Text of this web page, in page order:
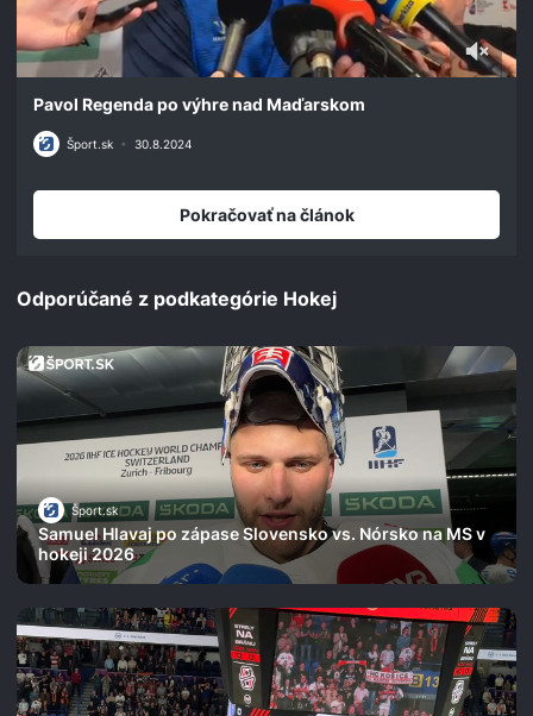
seconds
minutes,
seconds
Pavol Regenda po výhre nad Maďarskom
Šport.sk • 30.8.2024
Pokračovať na článok
Odporúčané z podkategórie Hokej
Šport.sk
Samuel Hlavaj po zápase Slovensko vs. Nórsko na MS v
hokeji 2026